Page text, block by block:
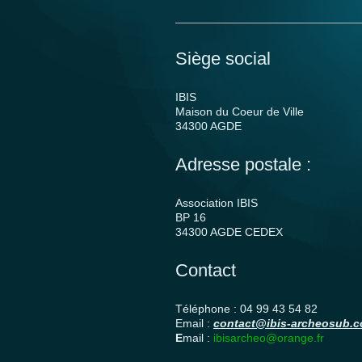
Siège social
IBIS
Maison du Coeur de Ville
34300 AGDE
Adresse postale :
Association IBIS
BP 16
34300 AGDE CEDEX
Contact
Téléphone : 04 99 43 54 82
Email : contact@ibis-
Email : ibisarcheo@orange.fr